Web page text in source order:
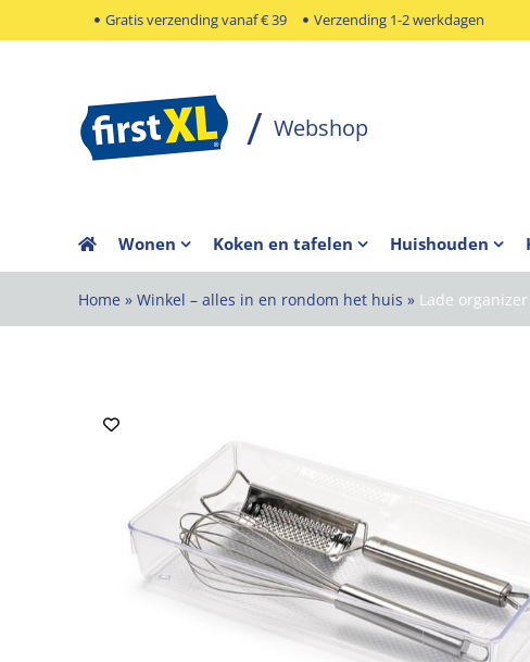
naar
Gratis verzending vanaf € 39 Verzending 1-2 werkdagen
Wonen Koken en tafelen Huishouden
Home » Winkel – alles in en rondom het huis » Lade